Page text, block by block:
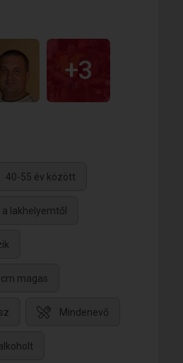
+3
40-55 év között
lakhelyemtől
magas
Mindenevő